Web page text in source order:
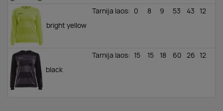
bright yellow
Tarnija laos: 0 8 9 53 43 12
black
Tarnija laos: 15 15 18 60 26 12